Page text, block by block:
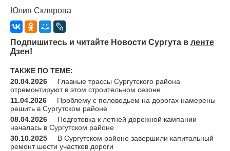
Юлия Склярова
Подпишитесь и читайте Новости Сургута в ленте
Дзен!
ТАКЖЕ ПО ТЕМЕ:
20.04.2026
Главные трассы Сургутского района
отремонтируют в этом строительном сезоне
11.04.2026
Проблему с половодьем на дорогах намерены
решить в Сургутском районе
08.04.2026
Подготовка к летней дорожной кампании
началась в Сургутском районе
30.10.2025
В Сургутском районе завершили капитальный
ремонт шести участков дороги